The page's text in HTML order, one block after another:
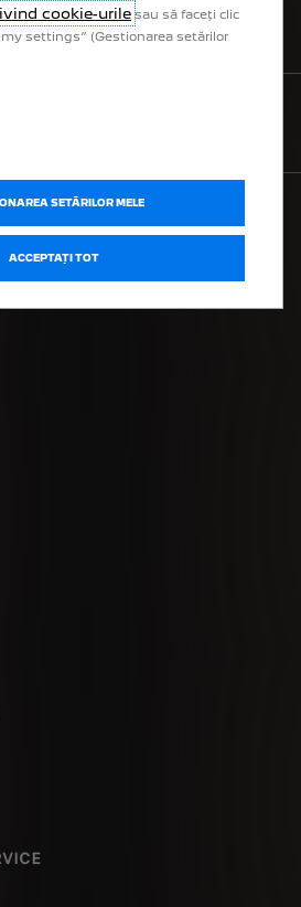
cookie-urile sau să faceți clic
settings” (Gestionarea setărilor
SETĂRILOR MELE
ACCEPTAȚI TOT